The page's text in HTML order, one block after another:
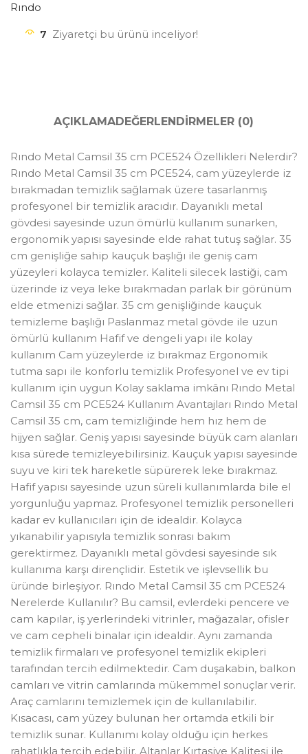
Rındo
7 Ziyaretçi bu ürünü inceliyor!
AÇIKLAMADEĞERLENDIRMELER (0)
Rındo Metal Camsil 35 cm PCE524 Özellikleri Nelerdir?
Rındo Metal Camsil 35 cm PCE524, cam yüzeylerde iz
bırakmadan temizlik sağlamak üzere tasarlanmış
profesyonel bir temizlik aracıdır. Dayanıklı metal
gövdesi sayesinde uzun ömürlü kullanım sunarken,
ergonomik yapısı sayesinde elde rahat tutuş sağlar. 35
cm genişliğe sahip kauçuk başlığı ile geniş cam
yüzeyleri kolayca temizler. Kaliteli silecek lastiği, cam
üzerinde iz veya leke bırakmadan parlak bir görünüm
elde etmenizi sağlar. 35 cm genişliğinde kauçuk
temizleme başlığı Paslanmaz metal gövde ile uzun
ömürlü kullanım Hafif ve dengeli yapı ile kolay
kullanım Cam yüzeylerde iz bırakmaz Ergonomik
tutma sapı ile konforlu temizlik Profesyonel ve ev tipi
kullanım için uygun Kolay saklama imkânı Rındo Metal
Camsil 35 cm PCE524 Kullanım Avantajları Rındo Metal
Camsil 35 cm, cam temizliğinde hem hız hem de
hijyen sağlar. Geniş yapısı sayesinde büyük cam alanları
kısa sürede temizleyebilirsiniz. Kauçuk yapısı sayesinde
suyu ve kiri tek hareketle süpürerek leke bırakmaz.
Hafif yapısı sayesinde uzun süreli kullanımlarda bile el
yorgunluğu yapmaz. Profesyonel temizlik personelleri
kadar ev kullanıcıları için de idealdir. Kolayca
yıkanabilir yapısıyla temizlik sonrası bakım
gerektirmez. Dayanıklı metal gövdesi sayesinde sık
kullanıma karşı dirençlidir. Estetik ve işlevsellik bu
üründe birleşiyor. Rındo Metal Camsil 35 cm PCE524
Nerelerde Kullanılır? Bu camsil, evlerdeki pencere ve
cam kapılar, iş yerlerindeki vitrinler, mağazalar, ofisler
ve cam cepheli binalar için idealdir. Aynı zamanda
temizlik firmaları ve profesyonel temizlik ekipleri
tarafından tercih edilmektedir. Cam duşakabin, balkon
camları ve vitrin camlarında mükemmel sonuçlar verir.
Araç camlarını temizlemek için de kullanılabilir.
Kısacası, cam yüzey bulunan her ortamda etkili bir
temizlik sunar. Kullanımı kolay olduğu için herkes
rahatlıkla tercih edebilir. Altanlar Kırtasiye Kalitesi ile